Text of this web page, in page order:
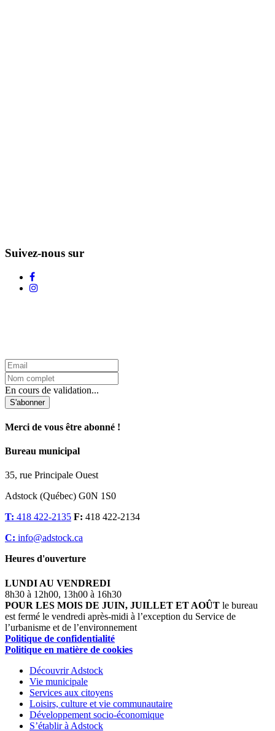
Suivez-nous sur
En cours de validation...
S'abonner
Merci de vous être abonné !
Bureau municipal
35, rue Principale Ouest
Adstock (Québec) G0N 1S0
T: 418 422-2135 F: 418 422-2134
C: info@adstock.ca
Heures d'ouverture
LUNDI AU VENDREDI
8h30 à 12h00, 13h00 à 16h30
POUR LES MOIS DE JUIN, JUILLET ET AOÛT le bureau
est fermé le vendredi après-midi à l’exception du Service de
l’urbanisme et de l’environnement
Politique de confidentialité
Politique en matière de cookies
Découvrir Adstock
Vie municipale
Services aux citoyens
Loisirs, culture et vie communautaire
Développement socio-économique
S’établir à Adstock